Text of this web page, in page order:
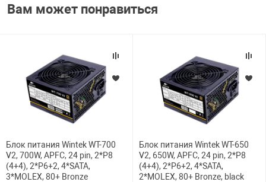
Вам может понравиться
Блок питания Wintek WT-700
V2, 700W, APFC, 24 pin, 2*P8
(4+4), 2*P6+2, 4*SATA,
3*MOLEX, 80+ Bronze
Блок питания Wintek WT-650
V2, 650W, APFC, 24 pin, 2*P8
(4+4), 2*P6+2, 4*SATA,
2*MOLEX, 80+ Bronze, black